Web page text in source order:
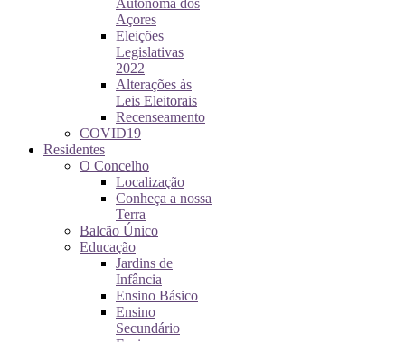
Autónoma dos
Açores
Eleições
Legislativas
2022
Alterações às
Leis Eleitorais
Recenseamento
COVID19
Residentes
O Concelho
Localização
Conheça a nossa
Terra
Balcão Único
Educação
Jardins de
Infância
Ensino Básico
Ensino
Secundário